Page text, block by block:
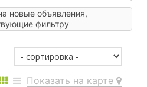
новые объявления,
фильтру
Показать на карте